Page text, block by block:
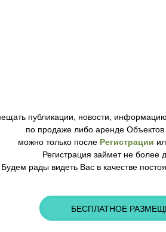
публикации, новости,
по продаже либо аренде
можно только после Регистрации
Регистрация займет не более
Будем рады видеть Вас в качестве
БЕСПЛАТНОЕ